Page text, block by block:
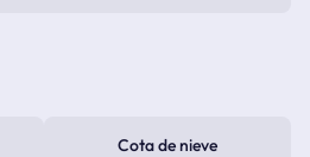
Cota de nieve